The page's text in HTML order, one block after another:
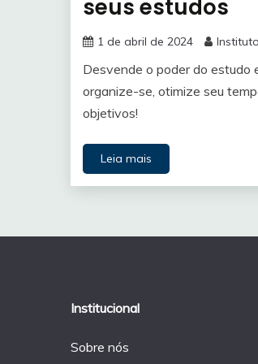
seus estudos
1 de abril de 2024
Desvende o poder do estudo
organize-se, otimize seu
objetivos!
Leia mais
Institucional
Sobre nós